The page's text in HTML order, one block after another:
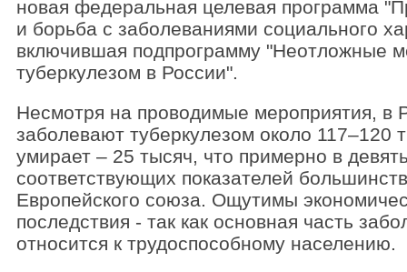
новая федеральная целевая программа
и борьба с заболеваниями социального
включившая подпрограмму "Неотложные
туберкулезом в России".
Несмотря на проводимые мероприятия, в
заболевают туберкулезом около 117–120
умирает – 25 тысяч, что примерно в
соответствующих показателей
Европейского союза. Ощутимы
последствия - так как основная часть
относится к трудоспособному населению.